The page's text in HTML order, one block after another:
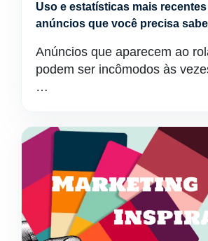
Uso e estatísticas mais
anúncios que você precisa
Anúncios que aparecem ao
podem ser incômodos às
…